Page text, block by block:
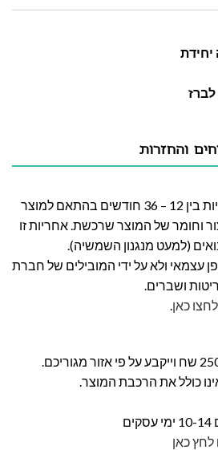
יחידת
והחזרות
חברת לה גן מעניקה אחריות בין 12 – 36 חודשים בהתאם למוצר
וחומר של המוצר שרכשת. אחריות זו
(למעט מנגנון השמשיה).
עצמאי ולא על ידי המובילים של חברת
ושברים.
לחצו כאן.
כולל את הרכבת המוצר.
לחץ כאן